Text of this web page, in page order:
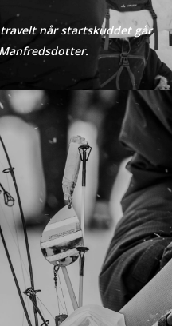
når startskuddet går.